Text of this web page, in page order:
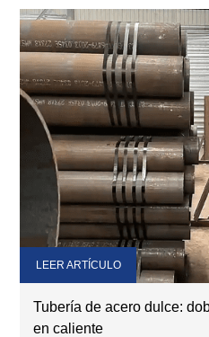
Tubería de acero dulce:
en caliente
LEER ARTÍCULO